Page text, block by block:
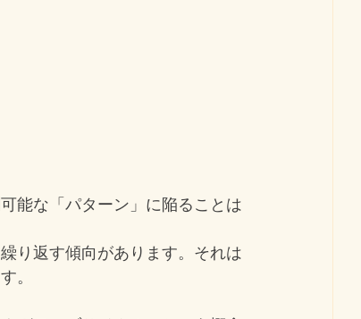
能な「パターン」に陥ることは
り返す傾向があります。それは
。